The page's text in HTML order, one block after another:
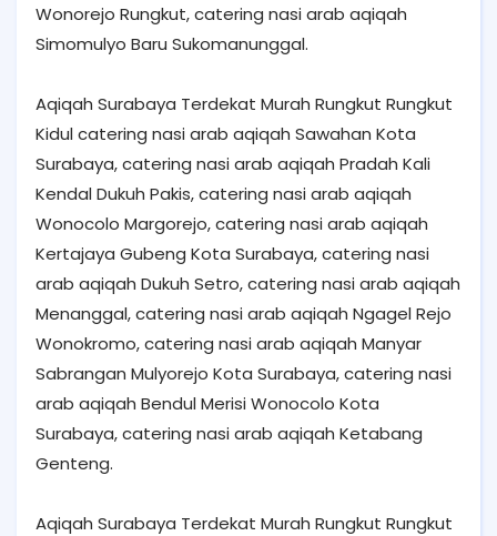
Wonorejo Rungkut, catering nasi arab aqiqah
Simomulyo Baru Sukomanunggal.
Aqiqah Surabaya Terdekat Murah Rungkut Rungkut
Kidul catering nasi arab aqiqah Sawahan Kota
Surabaya, catering nasi arab aqiqah Pradah Kali
Kendal Dukuh Pakis, catering nasi arab aqiqah
Wonocolo Margorejo, catering nasi arab aqiqah
Kertajaya Gubeng Kota Surabaya, catering nasi
arab aqiqah Dukuh Setro, catering nasi arab aqiqah
Menanggal, catering nasi arab aqiqah Ngagel Rejo
Wonokromo, catering nasi arab aqiqah Manyar
Sabrangan Mulyorejo Kota Surabaya, catering nasi
arab aqiqah Bendul Merisi Wonocolo Kota
Surabaya, catering nasi arab aqiqah Ketabang
Genteng.
Aqiqah Surabaya Terdekat Murah Rungkut Rungkut